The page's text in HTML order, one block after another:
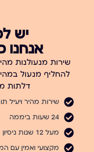
יש
אנחנו
שירות מנעולנות
להחליף מנעול
דלתות
שירות מהיר ויעיל
24 שעות ביממה
מעל 12 שנות ניסיון
מקצועי ואמין עם